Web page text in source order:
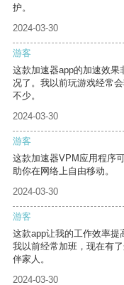
护。
2024-03-30
游客
这款加速器app的加速效
况了。我以前玩游戏经常
不少。
2024-03-30
游客
这款加速器VPM应用程序
助你在网络上自由移动。
2024-03-30
游客
这款app让我的工作效率提
我以前经常加班，现在有
伴家人。
2024-03-30